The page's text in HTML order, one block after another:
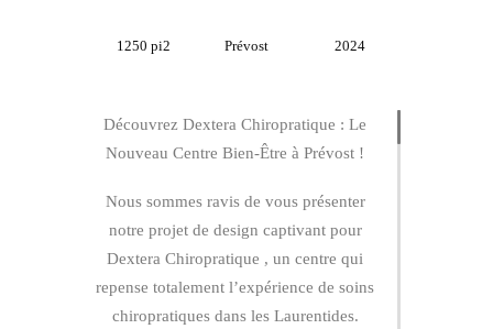
1250 pi2 Prévost 2024
Découvrez Dextera Chiropratique : Le
Nouveau Centre Bien-Être à Prévost !
Nous sommes ravis de vous présenter
notre projet de design captivant pour
Dextera Chiropratique , un centre qui
repense totalement l’expérience de soins
chiropratiques dans les Laurentides.